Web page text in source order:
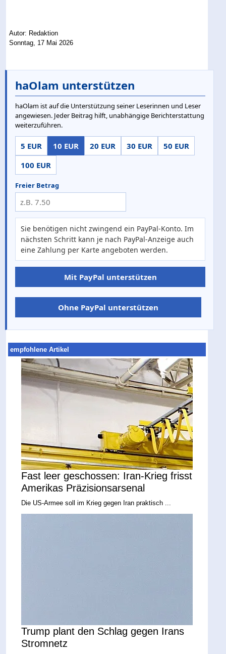
Autor: Redaktion
Sonntag, 17 Mai 2026
haOlam unterstützen
haOlam ist auf die Unterstützung seiner Leserinnen und Leser
angewiesen. Jeder Beitrag hilft, unabhängige Berichterstattung
weiterzuführen.
5 EUR 10 EUR 20 EUR 30 EUR
50 EUR
100 EUR
Freier Betrag
Sie benötigen nicht zwingend ein PayPal-Konto. Im
nächsten Schritt kann je nach PayPal-Anzeige auch
eine Zahlung per Karte angeboten werden.
Mit PayPal unterstützen
Ohne PayPal unterstützen
empfohlene Artikel
Fast leer geschossen: Iran-Krieg frisst
Amerikas Präzisionsarsenal
Die US-Armee soll im Krieg gegen Iran praktisch ...
Trump plant den Schlag gegen Irans
Stromnetz